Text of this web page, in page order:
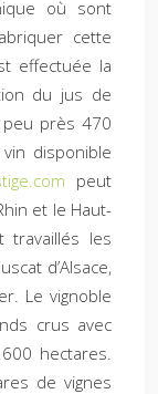
où sont
cette
effectuée la
du jus de
peu près 470
disponible
peut
et le Haut-
travaillés les
d’Alsace,
Le vignoble
crus avec
hectares.
de vignes